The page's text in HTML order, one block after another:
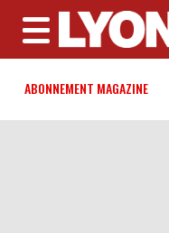
MENU
ABONNEMENT MAGAZINE